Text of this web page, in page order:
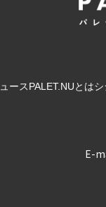
ースPALET.NUとは
E-